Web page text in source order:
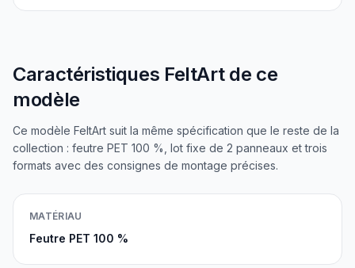
Caractéristiques FeltArt de ce
modèle
Ce modèle FeltArt suit la même spécification que le reste de la
collection : feutre PET 100 %, lot fixe de 2 panneaux et trois
formats avec des consignes de montage précises.
MATÉRIAU
Feutre PET 100 %